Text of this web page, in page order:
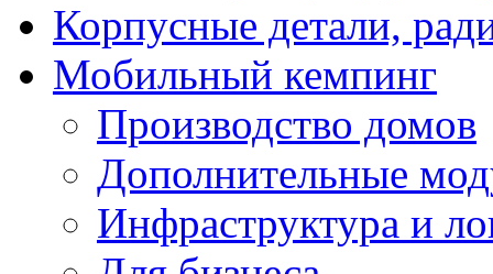
Корпусные детали,
Мобильный кемпинг
Производство домов
Дополнительные
Инфраструктура и